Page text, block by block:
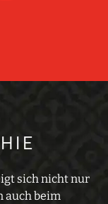
sich nicht nur
auch beim